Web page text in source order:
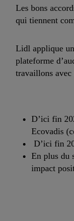
Les bons
qui tiennent
Lidl applique
plateforme
travaillons avec
D’ici fin
Ecovadis
D’ici fin
En plus du
impact